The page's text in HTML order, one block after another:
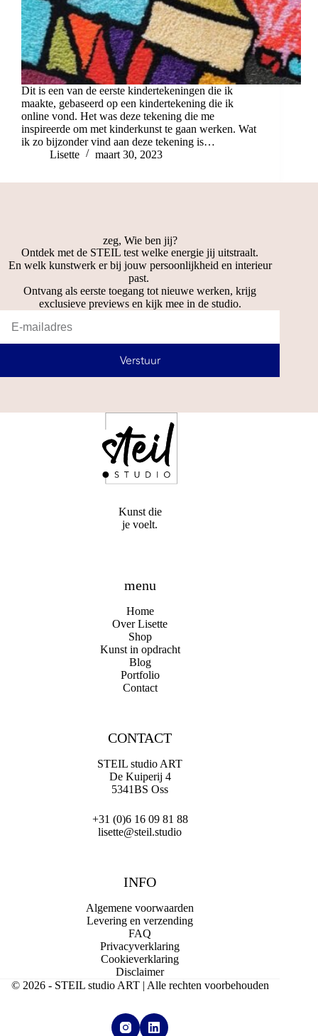
Dit is een van de eerste kindertekeningen die ik
maakte, gebaseerd op een kindertekening die ik
online vond. Het was deze tekening die me
inspireerde om met kinderkunst te gaan werken. Wat
ik zo bijzonder vind aan deze tekening is…
Lisette
maart 30, 2023
zeg, Wie ben jij?
Ontdek met de STEIL test welke energie jij uitstraalt.
En welk kunstwerk er bij jouw persoonlijkheid en interieur
past.
Ontvang als eerste toegang tot nieuwe werken, krijg
exclusieve previews en kijk mee in de studio.
Verstuur
Kunst die
je voelt.
menu
Home
Over Lisette
Shop
Kunst in opdracht
Blog
Portfolio
Contact
CONTACT
STEIL studio ART
De Kuiperij 4
5341BS Oss
+31 (0)6 16 09 81 88
lisette@steil.studio
INFO
Algemene voorwaarden
Levering en verzending
FAQ
Privacyverklaring
Cookieverklaring
Disclaimer
© 2026 - STEIL studio ART | Alle rechten voorbehouden